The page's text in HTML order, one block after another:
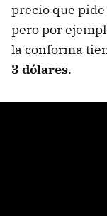
precio que pide
pero por
la conforma
3 dólares.